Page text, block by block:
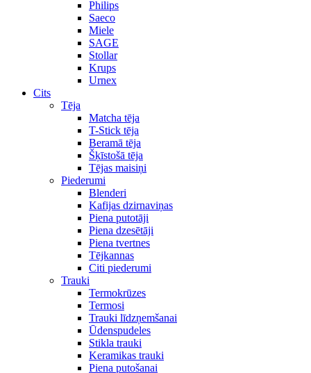
Philips
Saeco
Miele
SAGE
Stollar
Krups
Urnex
Cits
Tēja
Matcha tēja
T-Stick tēja
Beramā tēja
Šķīstošā tēja
Tējas maisiņi
Piederumi
Blenderi
Kafijas dzirnaviņas
Piena putotāji
Piena dzesētāji
Piena tvertnes
Tējkannas
Citi piederumi
Trauki
Termokrūzes
Termosi
Trauki līdzņemšanai
Ūdenspudeles
Stikla trauki
Keramikas trauki
Piena putošanai